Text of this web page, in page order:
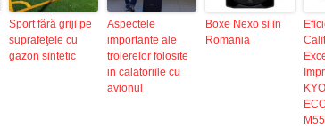
Sport fără griji pe
suprafeţele cu
gazon sintetic
Aspectele
importante ale
trolerelor folosite
in calatoriile cu
avionul
Boxe Nexo si in
Romania